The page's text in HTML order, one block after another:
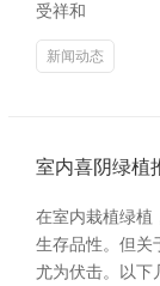
受祥和
新闻动态
室内喜阴绿植
在室内栽植绿植
生存品性。但关
尤为伏击。以下